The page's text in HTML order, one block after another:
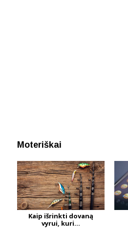
Moteriškai
Kaip išrinkti dovaną
vyrui, kuri...